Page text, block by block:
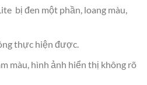
bị đen một phần, loang màu,
thực hiện được.
màu, hình ảnh hiển thị không rõ